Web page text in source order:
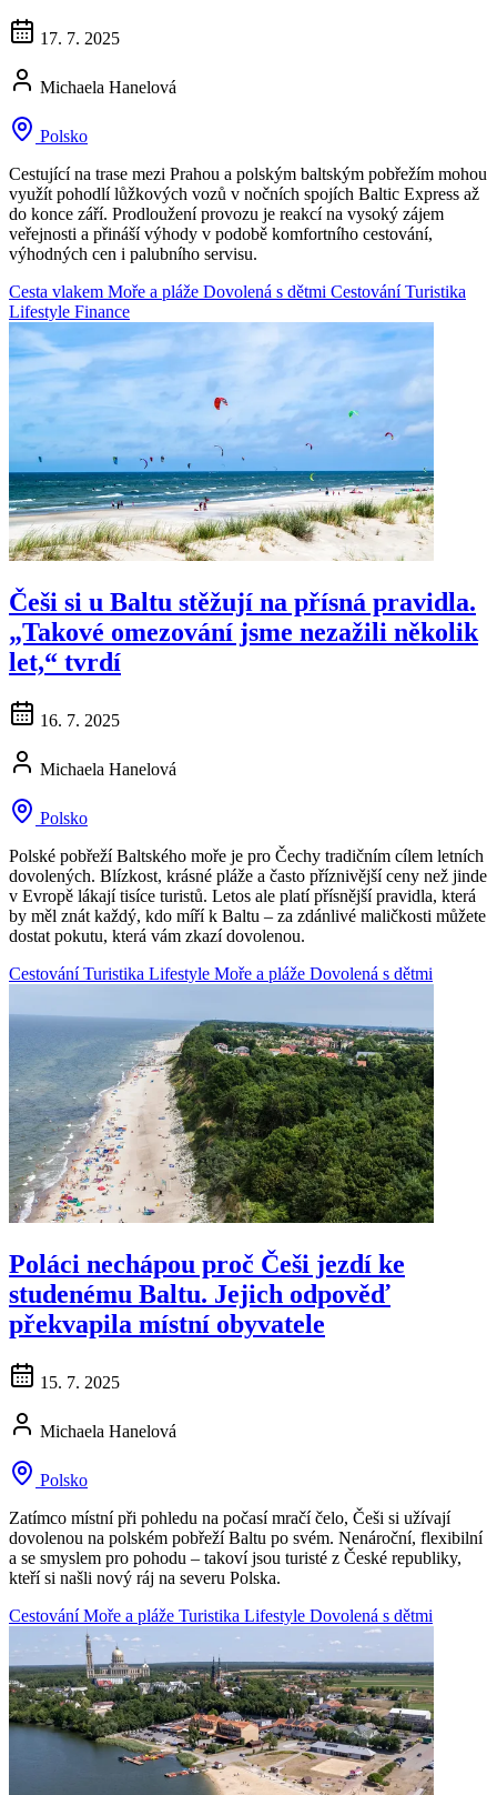
17. 7. 2025
Michaela Hanelová
Polsko
Cestující na trase mezi Prahou a polským baltským pobřežím mohou
využít pohodlí lůžkových vozů v nočních spojích Baltic Express až
do konce září. Prodloužení provozu je reakcí na vysoký zájem
veřejnosti a přináší výhody v podobě komfortního cestování,
výhodných cen i palubního servisu.
Cesta vlakem Moře a pláže Dovolená s dětmi CestováníTuristika
Lifestyle Finance
Češi si u Baltu stěžují na přísná pravidla.
„Takové omezování jsme nezažili několik
let,“ tvrdí
16. 7. 2025
Michaela Hanelová
Polsko
Polské pobřeží Baltského moře je pro Čechy tradičním cílem letních
dovolených. Blízkost, krásné pláže a často příznivější ceny než jinde
v Evropě lákají tisíce turistů. Letos ale platí přísnější pravidla, která
by měl znát každý, kdo míří k Baltu – za zdánlivé maličkosti můžete
dostat pokutu, která vám zkazí dovolenou.
CestováníTuristika Lifestyle Moře a pláže Dovolená s dětmi
Poláci nechápou proč Češi jezdí ke
studenému Baltu. Jejich odpověď
překvapila místní obyvatele
15. 7. 2025
Michaela Hanelová
Polsko
Zatímco místní při pohledu na počasí mračí čelo, Češi si užívají
dovolenou na polském pobřeží Baltu po svém. Nenároční, flexibilní
a se smyslem pro pohodu – takoví jsou turisté z České republiky,
kteří si našli nový ráj na severu Polska.
CestováníMoře a pláže Turistika Lifestyle Dovolená s dětmi